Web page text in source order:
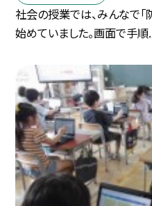
社会の授業では、みんなで
始めていました。画面で手順